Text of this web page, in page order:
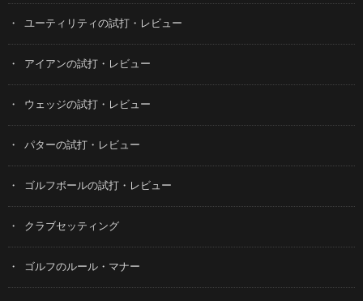
ユーティリティの試打・レビュー
アイアンの試打・レビュー
ウェッジの試打・レビュー
パターの試打・レビュー
ゴルフボールの試打・レビュー
クラブセッティング
ゴルフのルール・マナー